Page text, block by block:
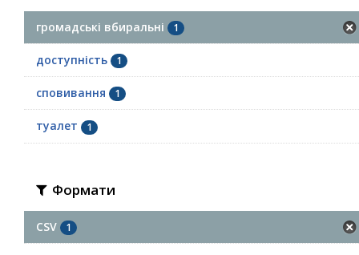
громадські вбиральні 1
доступність 1
сповивання 1
туалет 1
Формати
CSV 1